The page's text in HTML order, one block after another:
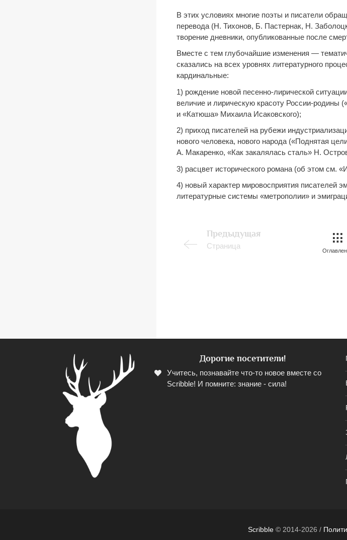
В этих условиях многие поэты и писатели
перевода (Н. Тихонов, Б. Пастернак, Н.
творение дневники, опубликованные после
Вместе с тем глубочайшие изменения —
сказались на всех уровнях литературного
кардинальные:
1) рождение новой песенно-лирической
величие и лирическую красоту России-родины
и «Катюша» Михаила Исаковского);
2) приход писателей на рубежи
нового человека, нового народа («Поднятая
А. Макаренко, «Как закалялась сталь» Н.
3) расцвет исторического романа (об этом см.
4) новый характер мировосприятия писателей
литературные системы «метрополии» и
Предыдущая
Страница
Дорогие посетители!
Учитесь, познавайте что-то новое вместе со
Scribble! И помните: знание - сила!
Scribble © 2014-2026 /